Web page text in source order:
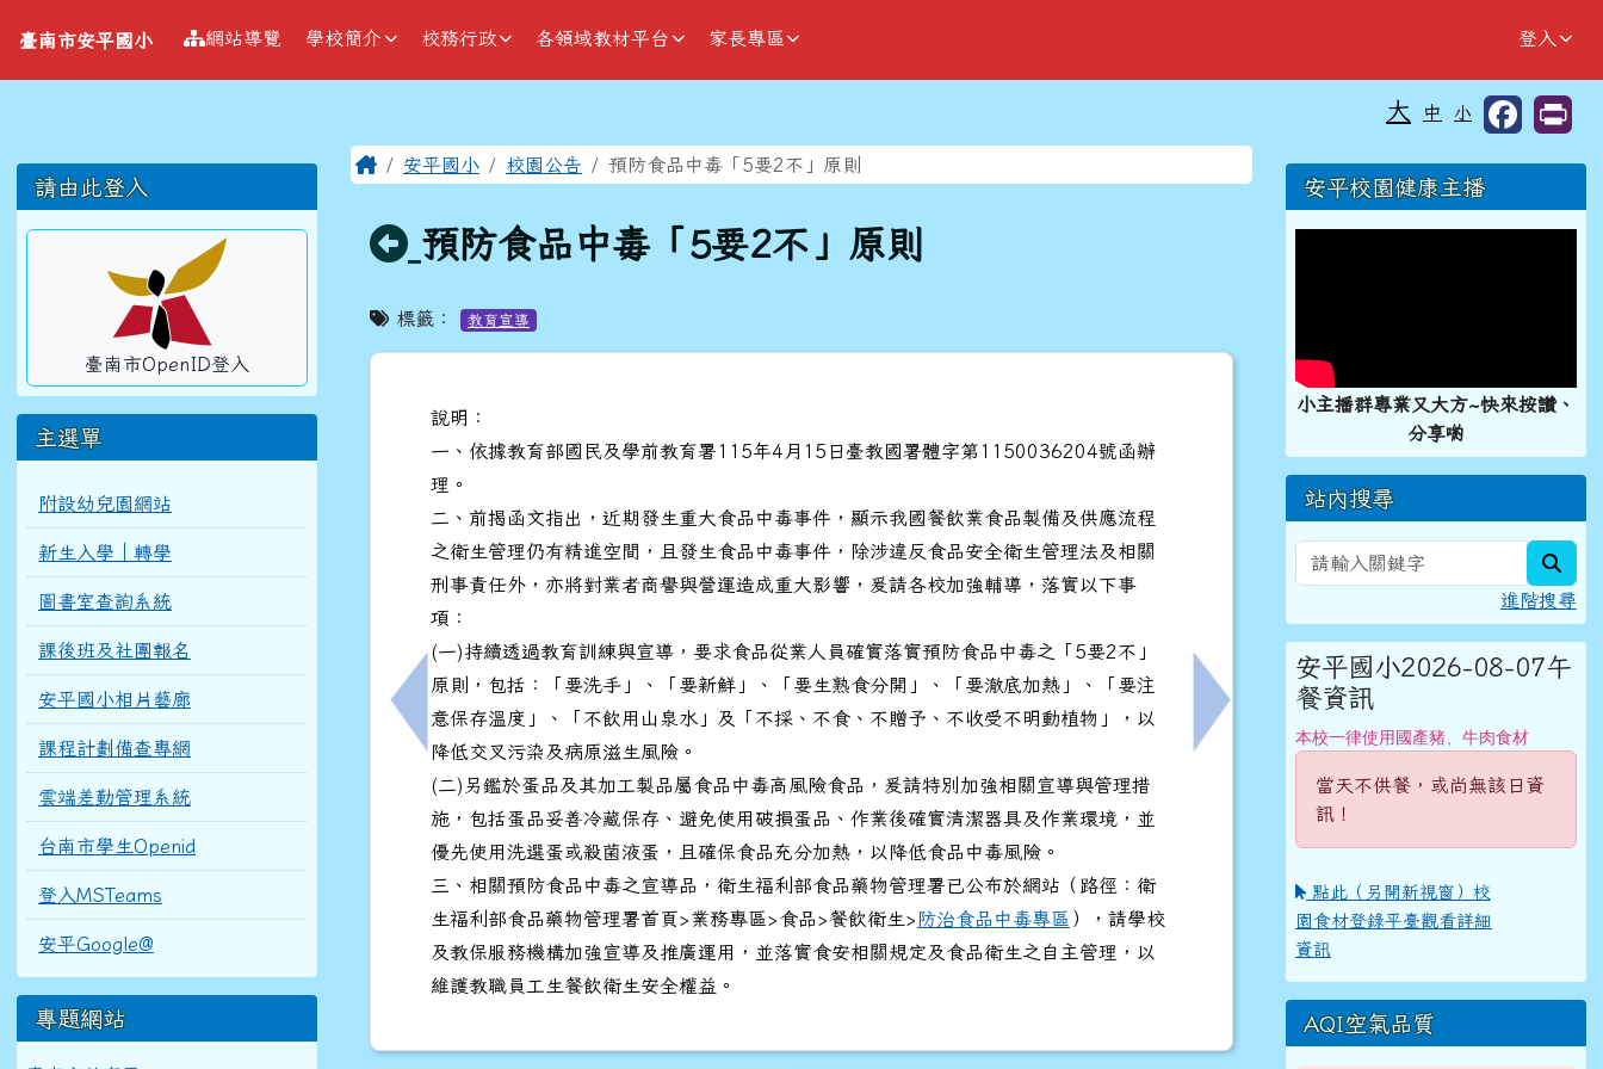
臺南市安平國小
導覽列
臺南市安平國小 網站導覽 學校簡介 校務行政 各領域教材平台 家長專區 登入
⏸
大 中 小
左邊區域內容
請由此登入
臺南市OpenID登入
主選單
附設幼兒園網站
新生入學｜轉學
圖書室查詢系統
課後班及社團報名
安平國小相片藝廊
課程計劃備查專網
雲端差勤管理系統
台南市學生Openid
登入MSTeams
安平Google@
專題網站
主內容區域
Home安平國小 校園公告 預防食品中毒「5要2不」原則
回上頁
預防食品中毒「5要2不」原則
標籤： 教育宣導
上一筆：轉知衛生局辦理115年社區心理健康電影賞析活動「心‧金促咪」活動文宣
說明：
一、依據教育部國民及學前教育署115年4月15日臺教國署體字第1150036204號函辦
理。
二、前揭函文指出，近期發生重大食品中毒事件，顯示我國餐飲業食品製備及供應流程
之衛生管理仍有精進空間，且發生食品中毒事件，除涉違反食品安全衛生管理法及相關
刑事責任外，亦將對業者商譽與營運造成重大影響，爰請各校加強輔導，落實以下事
項：
(一)持續透過教育訓練與宣導，要求食品從業人員確實落實預防食品中毒之「5要2不」
原則，包括：「要洗手」、「要新鮮」、「要生熟食分開」、「要澈底加熱」、「要注
意保存溫度」、「不飲用山泉水」及「不採、不食、不贈予、不收受不明動植物」，以
降低交叉污染及病原滋生風險。
(二)另鑑於蛋品及其加工製品屬食品中毒高風險食品，爰請特別加強相關宣導與管理措
施，包括蛋品妥善冷藏保存、避免使用破損蛋品、作業後確實清潔器具及作業環境，並
優先使用洗選蛋或殺菌液蛋，且確保食品充分加熱，以降低食品中毒風險。
三、相關預防食品中毒之宣導品，衛生福利部食品藥物管理署已公布於網站（路徑：衛
生福利部食品藥物管理署首頁>業務專區>食品>餐飲衛生> 防治食品中毒專區 ），請學校
及教保服務機構加強宣導及推廣運用，並落實食安相關規定及食品衛生之自主管理，以
維護教職員工生餐飲衛生安全權益。
下一筆：「臺南市115年SUPER STAR民俗
右邊區域內容
安平校園健康主播
小主播群專業又大方~快來按讚、
分享喲
站內搜尋
進階搜尋
安平國小2026-08-07午
餐資訊
本校一律使用國產豬、牛肉食材
當天不供餐，或尚無該日資
訊！
點此（另開新視窗）校
園食材登錄平臺觀看詳細
資訊
AQI空氣品質
頁尾區域